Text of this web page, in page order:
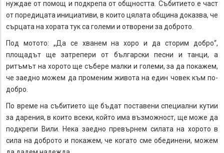
нуждае от помощ и подкрепа от общността. Събитието е част
от поредицата инициативи, в които цялата община доказва, че
сърцата на хората тук са големи и отворени за доброто.
Под мотото: „Да се хванем на хоро и да сторим добро“,
площадът ще затрепери от български песни и танци, а
ритъмът на хорото ще събере малки и големи, за да покажем,
че заедно можем да променим живота на един човек към по-
добро.
По време на събитието ще бъдат поставени специални кутии
за дарения, в които всеки, който има възможност, ще може да
подкрепи Вили. Нека заедно превърнем силата на хорото в
сила на доброто и покажем, че когато сме обединени, можем